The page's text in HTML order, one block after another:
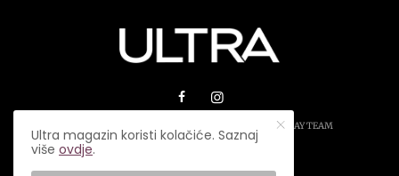
© 2026 ULTRA MAGAZIN. SVA PRAVA ZADRŽANA.PLAY TEAM
Ultra magazin koristi kolačiće. Saznaj
višeovdje.